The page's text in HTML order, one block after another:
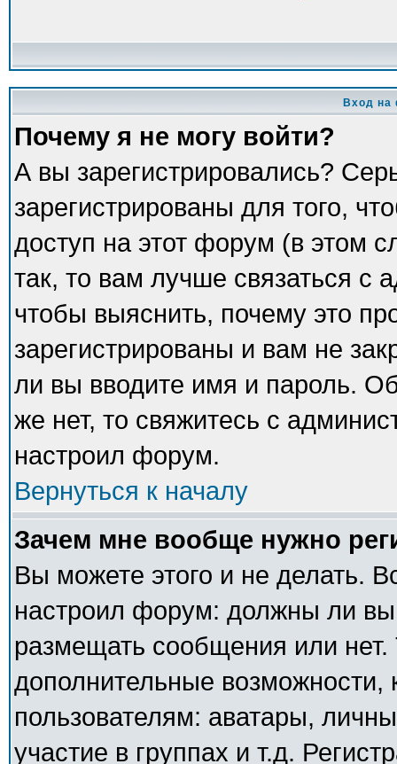
Вход на
Почему я не могу войти?
А вы зарегистрировались?
зарегистрированы для того,
доступ на этот форум (в этом
так, то вам лучше связаться с
чтобы выяснить, почему это
зарегистрированы и вам не
ли вы вводите имя и пароль.
же нет, то свяжитесь с
настроил форум.
Вернуться к началу
Зачем мне вообще нужно
Вы можете этого и не делать.
настроил форум: должны ли вы
размещать сообщения или
дополнительные
пользователям: аватары,
участие в группах и т.д.